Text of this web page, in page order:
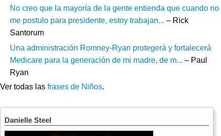
No creo que la mayoría de la gente entienda que cuando no
me postulo para presidente, estoy trabajan... – Rick
Santorum
Una administración Romney-Ryan protegerá y fortalecerá
Medicare para la generación de mi madre, de m... – Paul
Ryan
Ver todas las frases de Niños.
Danielle Steel